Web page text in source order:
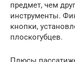
предмет, чем
инструменты.
кнопки,
плоскогубцев.